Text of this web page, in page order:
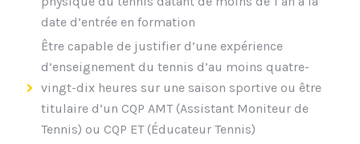
date d’entrée en formation
Être capable de justifier d’une expérience
d’enseignement du tennis d’au moins quatre-
vingt-dix heures sur une saison sportive ou être
titulaire d’un CQP AMT (Assistant Moniteur de
Tennis) ou CQP ET (Éducateur Tennis)